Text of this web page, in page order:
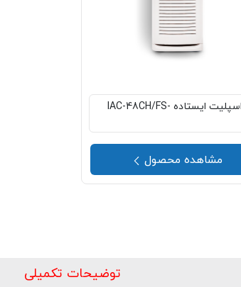
کولر اسپلیت ایستاده IAC-48CH/FS-
مشاهده محصول
توضیحات تکمیلی